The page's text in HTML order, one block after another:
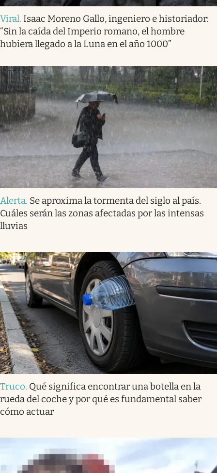
Viral. Isaac Moreno Gallo, ingeniero e historiador:
“Sin la caída del Imperio romano, el hombre
hubiera llegado a la Luna en el año 1000”
Alerta. Se aproxima la tormenta del siglo al país.
Cuáles serán las zonas afectadas por las intensas
lluvias
Truco. Qué significa encontrar una botella en la
rueda del coche y por qué es fundamental saber
cómo actuar